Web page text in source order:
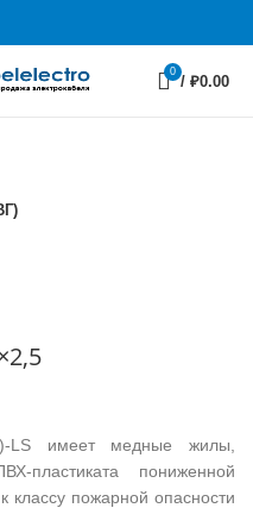
0
/ ₽0.00
LS имеет медные жилы,
пластиката пониженной
классу пожарной опасности